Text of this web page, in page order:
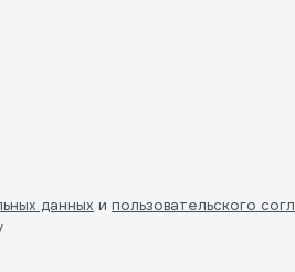
данных и пользовательского